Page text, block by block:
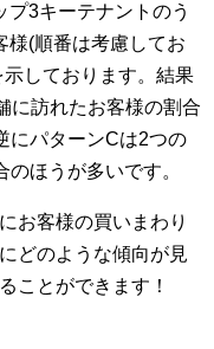
3キーテナントのう
様(順番は考慮してお
しております。結果
に訪れたお客様の割合
にパターンCは2つの
ほうが多いです。
お客様の買いまわり
どのような傾向が見
ことができます！